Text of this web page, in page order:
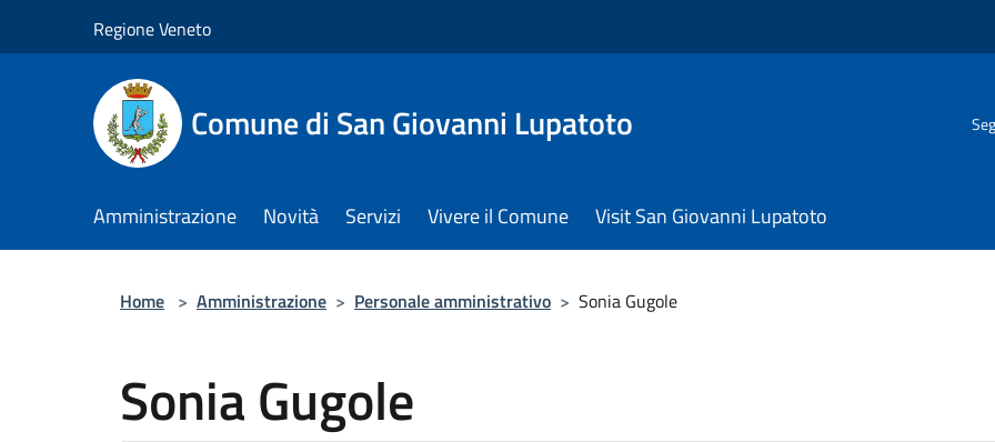
Regione Veneto
Comune di San Giovanni Lupatoto
Amministrazione Novità Servizi Vivere il Comune Visit San Giovanni Lupatoto
Home > Amministrazione > Personale amministrativo > Sonia Gugole
Sonia Gugole